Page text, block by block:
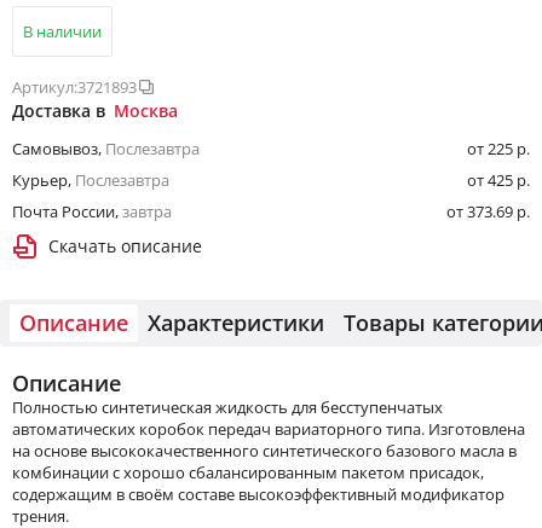
В наличии
Артикул:3721893
Доставка в Москва
Самовывоз, Послезавтра
от 225 р.
Курьер, Послезавтра
от 425 р.
Почта России,завтра от 373.69 р.
Скачать описание
Описание Характеристики Товары
Описание
Полностью синтетическая жидкость для бесступенчатых
автоматических коробок передач вариаторного типа. Изготовлена
на основе высококачественного синтетического базового масла в
комбинации с хорошо сбалансированным пакетом присадок,
содержащим в своём составе высокоэффективный модификатор
трения.